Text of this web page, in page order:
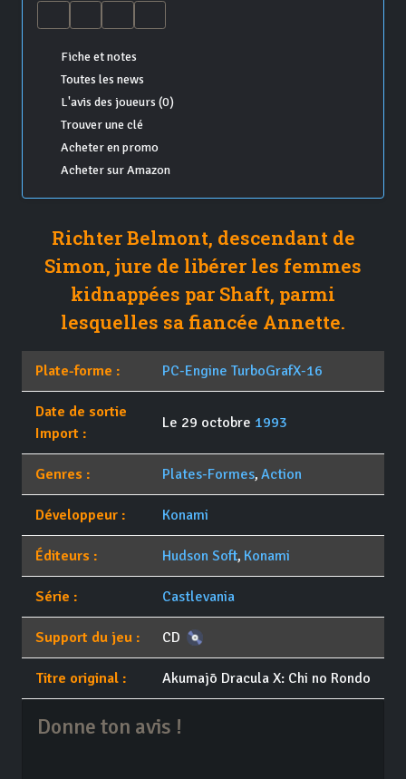
Fiche et notes
Toutes les news
L'avis des joueurs (0)
Trouver une clé
Acheter en promo
Acheter sur Amazon
Richter Belmont, descendant de
Simon, jure de libérer les femmes
kidnappées par Shaft, parmi
lesquelles sa fiancée Annette.
Plate-forme : PC-Engine TurboGrafX-16
Date de sortie
Import :
Le 29 octobre 1993
Genres : Plates-Formes, Action
Développeur : Konami
Éditeurs : Hudson Soft, Konami
Série : Castlevania
Support du jeu : CD
Titre original : Akumajō Dracula X: Chi no Rondo
Donne ton avis !